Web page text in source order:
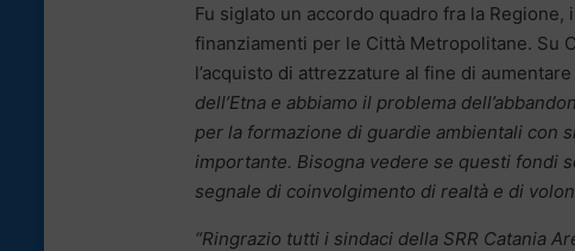
Fu siglato un accordo quadro fra la
finanziamenti per le Città Metropolitane. Su
l’acquisto di attrezzature al fine di
dell’Etna e abbiamo il problema
per la formazione di guardie ambientali con
importante. Bisogna vedere se questi fondi
segnale di coinvolgimento di realtà e di
“Ringrazio tutti i sindaci della SRR Catania